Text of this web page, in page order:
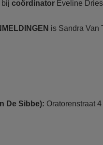
bij coördinator Eveline
is Sandra Van
De Sibbe): Oratorenstraat